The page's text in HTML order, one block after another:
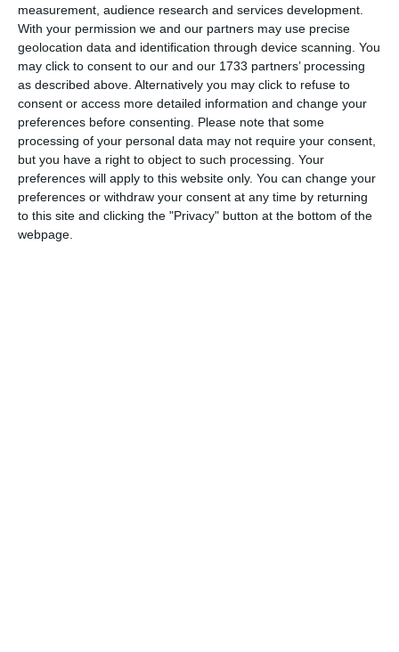
measurement, audience research and services development.
With your permission we and our partners may use precise
geolocation data and identification through device scanning. You
may click to consent to our and our 1733 partners’ processing
as described above. Alternatively you may click to refuse to
consent or access more detailed information and change your
preferences before consenting.
Please note that some
processing of your personal data may not require your consent,
but you have a right to object to such processing. Your
preferences will apply to this website only. You can change your
preferences or withdraw your consent at any time by returning
to this site and clicking the "Privacy" button at the bottom of the
webpage.
Prin această achiziție din fonduri europene
nerambursabile prin proiectul VIZIUNE 2020
- din cadrul Programului Operațional
Infrastructură Mare 2014-2020 este
consolidată capacitatea terestră de răspuns la
urgențe” precizează DSU .